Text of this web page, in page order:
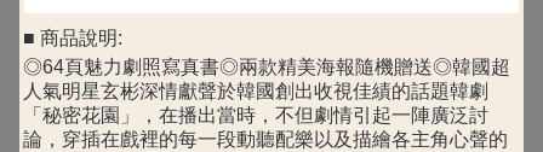
■ 商品說明:
◎64頁魅力劇照寫真書◎兩款精美海報隨機贈送◎韓國超
人氣明星玄彬深情獻聲於韓國創出收視佳績的話題韓劇
「秘密花園」，在播出當時，不但劇情引起一陣廣泛討
論，穿插在戲裡的每一段動聽配樂以及描繪各主角心聲的